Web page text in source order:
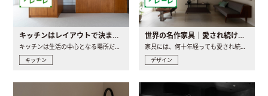
キッチンはレイアウトで決まる。後悔しないための考え方と選び方
キッチンは生活の中心となる場所だからこそ、家の中のどこに置..
キッチン
世界の名作家具｜愛され続ける理由と一生モノとの出会い方
家具には、何十年経っても愛され続ける「名作」と呼ばれるもの..
デザイン